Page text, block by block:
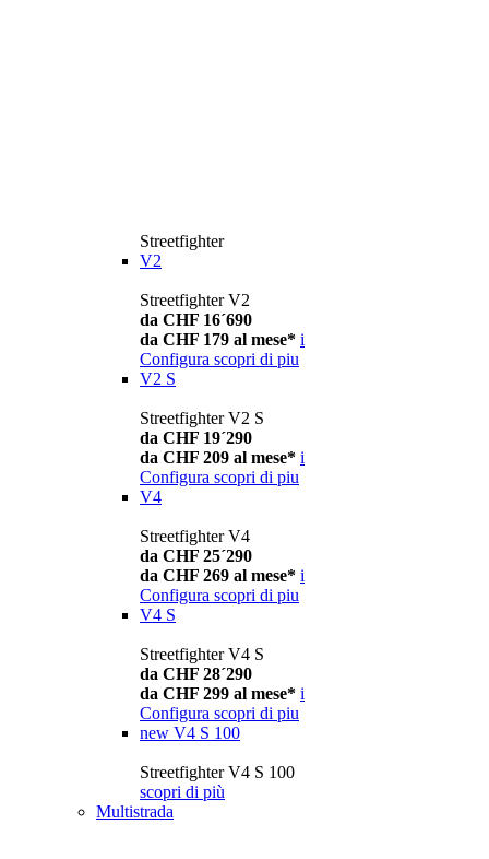
Streetfighter
V2
Streetfighter V2
da CHF 16´690
da CHF 179 al mese* i
Configura scopri di piu
V2 S
Streetfighter V2 S
da CHF 19´290
da CHF 209 al mese* i
Configura scopri di piu
V4
Streetfighter V4
da CHF 25´290
da CHF 269 al mese* i
Configura scopri di piu
V4 S
Streetfighter V4 S
da CHF 28´290
da CHF 299 al mese* i
Configura scopri di piu
new V4 S 100
Streetfighter V4 S 100
scopri di più
Multistrada